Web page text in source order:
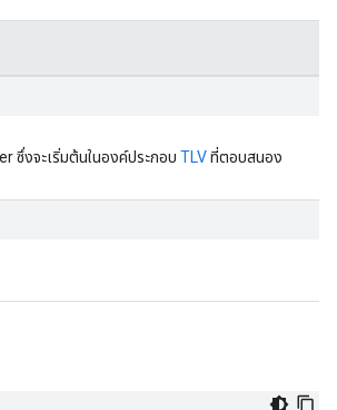
ซึ่งจะเริ่มต้นในองค์ประกอบ TLVที่ตอบสนอง